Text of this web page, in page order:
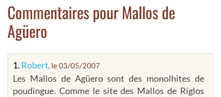
Commentaires pour Mallos de
Agüero
1. Robert, le 03/05/2007
Les Mallos de Agüero sont des monolhites de
poudingue. Comme le site des Mallos de Riglos